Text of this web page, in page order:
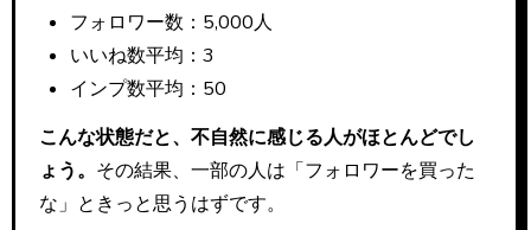
フォロワー数：5,000人
いいね数平均：3
インプ数平均：50
こんな状態だと、不自然に感じる人がほとんどでし
ょう。 その結果、一部の人は「フォロワーを買った
な」ときっと思うはずです。